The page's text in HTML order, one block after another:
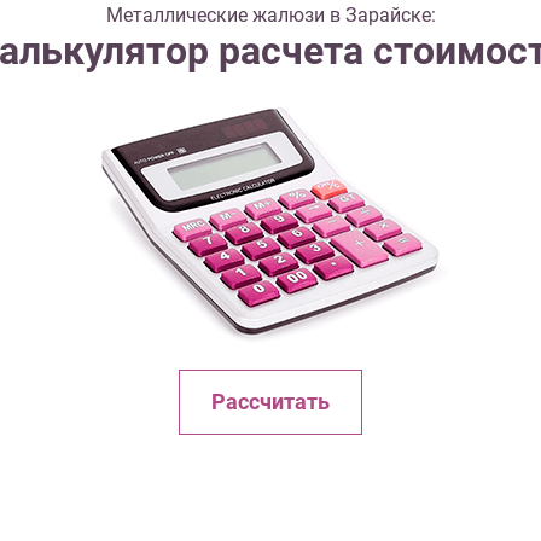
Металлические жалюзи в Зарайске:
расчета
Рассчитать